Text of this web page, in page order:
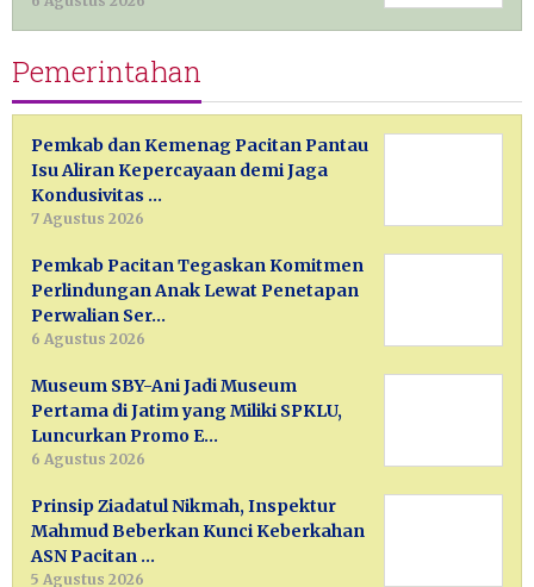
Pemerintahan
Pemkab dan Kemenag Pacitan Pantau
Isu Aliran Kepercayaan demi Jaga
Kondusivitas …
7 Agustus 2026
Pemkab Pacitan Tegaskan Komitmen
Perlindungan Anak Lewat Penetapan
Perwalian Ser…
6 Agustus 2026
Museum SBY-Ani Jadi Museum
Pertama di Jatim yang Miliki SPKLU,
Luncurkan Promo E…
6 Agustus 2026
Prinsip Ziadatul Nikmah, Inspektur
Mahmud Beberkan Kunci Keberkahan
ASN Pacitan …
5 Agustus 2026